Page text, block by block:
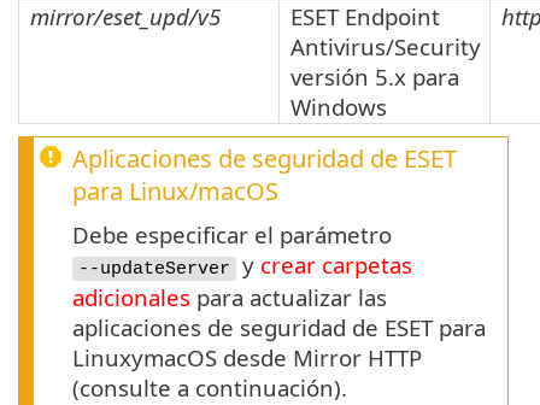
mirror/eset_upd/v5
ESET Endpoint
Antivirus/Security
versión 5.x para
Windows
Aplicaciones de seguridad de ESET
para Linux/macOS
Debe especificar el parámetro
--updateServer y crear carpetas
adicionales para actualizar las
aplicaciones de seguridad de ESET para
LinuxymacOS desde Mirror HTTP
(consulte a continuación).